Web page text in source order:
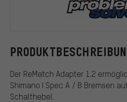
Der ReMatch Adapter 1.2
Shimano I Spec A / B Bremsen
Schalthebel.